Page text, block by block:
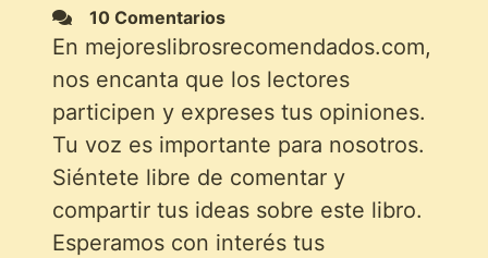
10 Comentarios
En mejoreslibrosrecomendados.com,
nos encanta que los lectores
participen y expreses tus opiniones.
Tu voz es importante para nosotros.
Siéntete libre de comentar y
compartir tus ideas sobre este libro.
Esperamos con interés tus